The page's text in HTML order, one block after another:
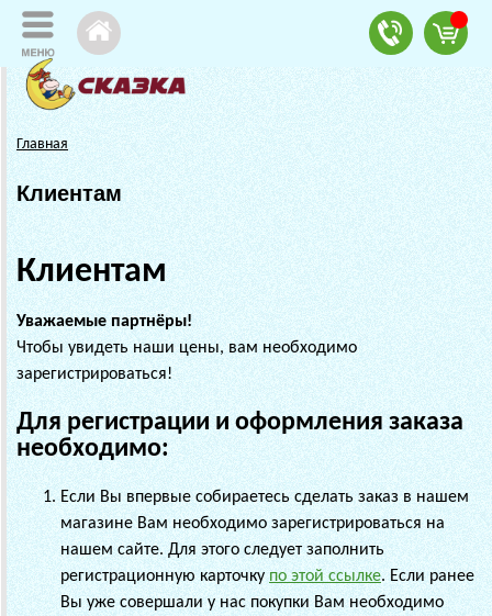
Главная
Клиентам
Клиентам
Уважаемые партнёры!
Чтобы увидеть наши цены, вам необходимо
зарегистрироваться!
Для регистрации и оформления заказа
необходимо:
Если Вы впервые собираетесь сделать заказ в нашем
магазине Вам необходимо зарегистрироваться на
нашем сайте. Для этого следует заполнить
регистрационную карточкупо этой ссылке. Если ранее
Вы уже совершали у нас покупки Вам необходимо